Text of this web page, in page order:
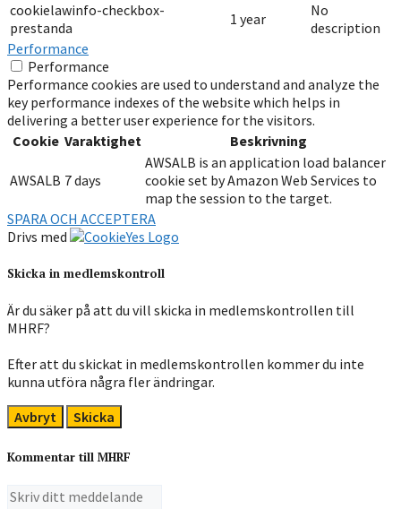
cookielawinfo-checkbox-
prestanda
1 year
No
description
Performance
Performance
Performance cookies are used to understand and analyze the
key performance indexes of the website which helps in
delivering a better user experience for the visitors.
Cookie Varaktighet Beskrivning
AWSALB 7 days
AWSALB is an application load balancer
cookie set by Amazon Web Services to
map the session to the target.
SPARA OCH ACCEPTERA
Drivs med
Skicka in medlemskontroll
Är du säker på att du vill skicka in medlemskontrollen till
MHRF?
Efter att du skickat in medlemskontrollen kommer du inte
kunna utföra några fler ändringar.
Avbryt
Skicka
Kommentar till MHRF